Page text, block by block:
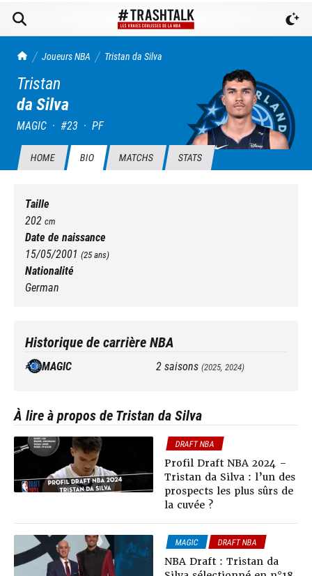
TrashTalk Actu NBA
Joueurs NBA Tristan da Silva
Tristan
da Silva
MAGIC · #23 · PF
HOME BIO MATCHS STATS
Taille
202 cm
Date de naissance
15/05/2001 (25ans)
Nationalité
German
Historique de carrière NBA
MAGIC 2saisons (2025, 2024)
À lire à propos de Tristan da Silva
DRAFT NBA
Profil Draft NBA 2024 –
Tristan da Silva : l’un des
prospects les plus sûrs de
la cuvée ?
MAGIC
DRAFT NBA
NEWS NBA
NBA Draft : Tristan da